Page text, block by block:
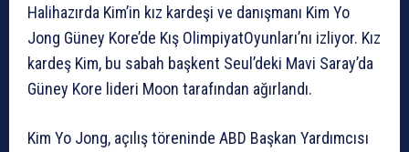
Halihazırda Kim’in kız kardeşi ve danışmanı Kim Yo
Jong Güney Kore’de Kış OlimpiyatOyunları’nı izliyor. Kız
kardeş Kim, bu sabah başkent Seul’deki Mavi Saray’da
Güney Kore lideri Moon tarafından ağırlandı.
Kim Yo Jong, açılış töreninde ABD Başkan Yardımcısı